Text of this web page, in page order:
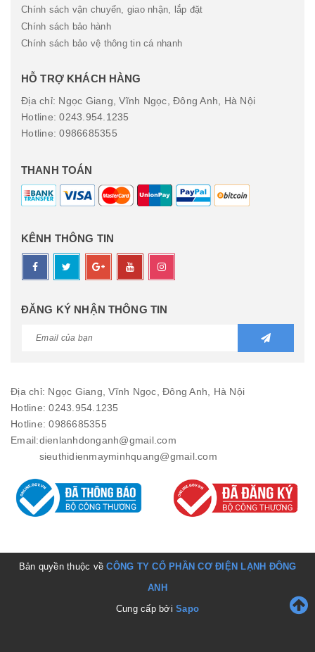
Chính sách vận chuyển, giao nhận, lắp đặt
Chính sách bảo hành
Chính sách bảo vệ thông tin cá nhanh
HỖ TRỢ KHÁCH HÀNG
Địa chỉ: Ngọc Giang, Vĩnh Ngọc, Đông Anh, Hà Nội
Hotline: 0243.954.1235
Hotline: 0986685355
THANH TOÁN
KÊNH THÔNG TIN
ĐĂNG KÝ NHẬN THÔNG TIN
Địa chỉ: Ngọc Giang, Vĩnh Ngọc, Đông Anh, Hà Nội
Hotline: 0243.954.1235
Hotline: 0986685355
Email:dienlanhdonganh@gmail.com
sieuthidienmayminhquang@gmail.com
Bản quyền thuộc vềCÔNG TY CỔ PHẦN CƠ ĐIỆN LẠNH ĐÔNG
ANH
Cung cấp bởiSapo